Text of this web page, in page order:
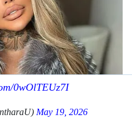
0wOlTEUz7I
May 19, 2026